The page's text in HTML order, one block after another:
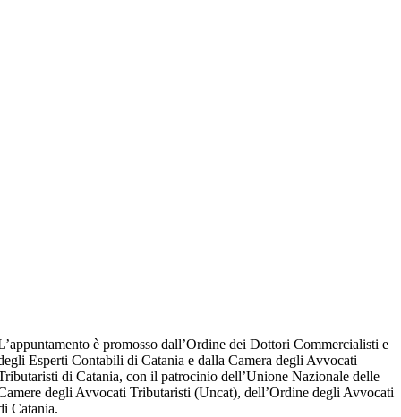
è promosso dall’Ordine dei Dottori Commercialisti e
Esperti Contabili di Catania e dalla Camera degli Avvocati
di Catania, con il patrocinio dell’Unione Nazionale delle
degli Avvocati Tributaristi (Uncat), dell’Ordine degli Avvocati
Catania.